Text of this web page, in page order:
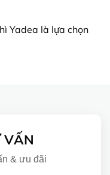
Yadea là lựa chọn
VẤN
& ưu đãi